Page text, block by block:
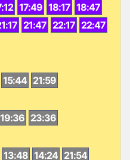
17:49 18:17 18:47
21:47 22:17 22:47
15:44 21:59
19:36 23:36
13:48 14:24 21:54